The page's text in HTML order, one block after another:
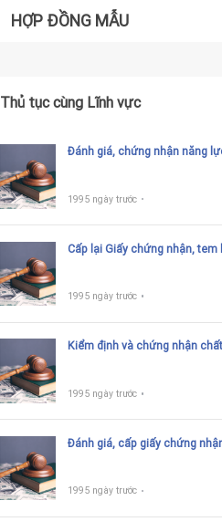
HỢP ĐỒNG MẪU
Thủ tục cùng Lĩnh vực
Đánh giá, chứng nhận năng
biển
1995 ngày trước
Cấp lại Giấy chứng nhận,
1995 ngày trước
Kiểm định và chứng nhận
hồi, hoán cải
1995 ngày trước
Đánh giá, cấp giấy chứng
1995 ngày trước